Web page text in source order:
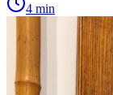
4 min